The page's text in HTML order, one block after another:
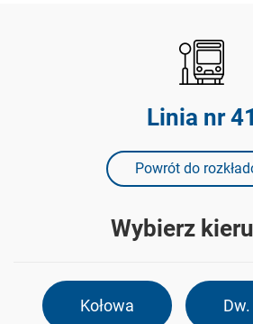
Linia nr 41
Powrót do
Wybierz
Kołowa